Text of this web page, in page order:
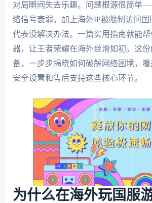
对局瞬间失去乐趣。问题根源很简单
络信号衰弱，加上海外IP被限制访问
代表没解决办法。一篇实用指南就能
器，让王者荣耀在海外丝滑如初。这
备，一步步揭晓如何破解网络困境，覆
安全设置和售后支持这些核心环节。
为什么在海外玩国服